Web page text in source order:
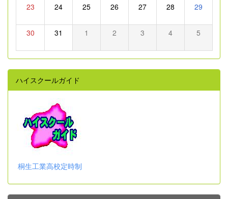
23 24 25 26 27 28 29
30 31 1 2 3 4 5
ハイスクールガイド
桐生工業高校定時制